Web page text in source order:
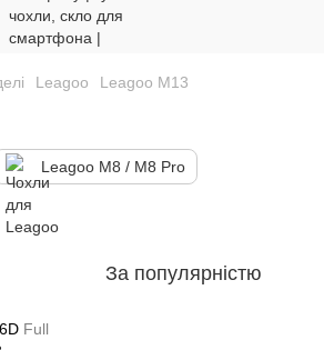
Leagoo Leagoo M13
Leagoo M8 / M8 Pro
За популярністю